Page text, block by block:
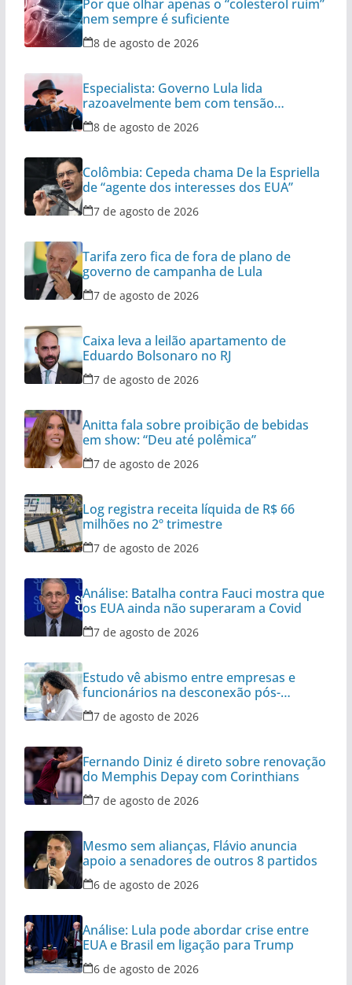
Por que olhar apenas o “colesterol ruim”
nem sempre é suficiente
8 de agosto de 2026
Especialista: Governo Lula lida
razoavelmente bem com tensão
diplomática
8 de agosto de 2026
Colômbia: Cepeda chama De la Espriella
de “agente dos interesses dos EUA”
7 de agosto de 2026
Tarifa zero fica de fora de plano de
governo de campanha de Lula
7 de agosto de 2026
Caixa leva a leilão apartamento de
Eduardo Bolsonaro no RJ
7 de agosto de 2026
Anitta fala sobre proibição de bebidas
em show: “Deu até polêmica”
7 de agosto de 2026
Log registra receita líquida de R$ 66
milhões no 2º trimestre
7 de agosto de 2026
Análise: Batalha contra Fauci mostra que
os EUA ainda não superaram a Covid
7 de agosto de 2026
Estudo vê abismo entre empresas e
funcionários na desconexão pós-
expediente
7 de agosto de 2026
Fernando Diniz é direto sobre renovação
do Memphis Depay com Corinthians
7 de agosto de 2026
Mesmo sem alianças, Flávio anuncia
apoio a senadores de outros 8 partidos
6 de agosto de 2026
Análise: Lula pode abordar crise entre
EUA e Brasil em ligação para Trump
6 de agosto de 2026